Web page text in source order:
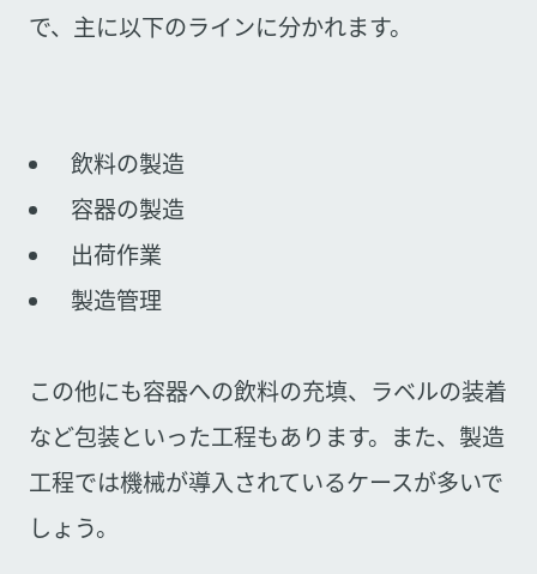
で、主に以下のラインに分かれます。
飲料の製造
容器の製造
出荷作業
製造管理
この他にも容器への飲料の充填、ラベルの装着
など包装といった工程もあります。また、製造
工程では機械が導入されているケースが多いで
しょう。